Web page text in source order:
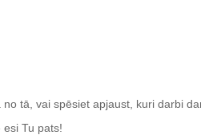
tā, vai spēsiet apjaust, kuri darbi
esi Tu pats!